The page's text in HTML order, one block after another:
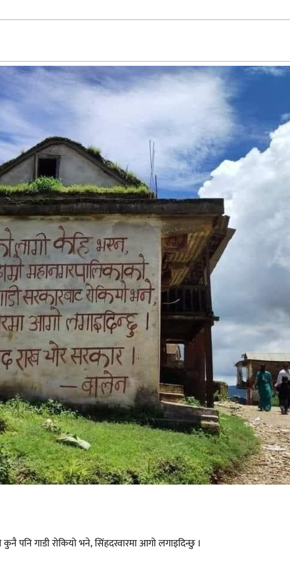
कुनै पनि गाडी रोकियो भने, सिंहदरवारमा आगो लगाइदिन्छु ।